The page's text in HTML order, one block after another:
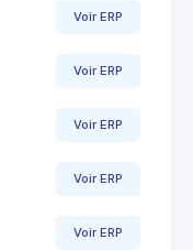
Voir ERP
Voir ERP
Voir ERP
Voir ERP
Voir ERP